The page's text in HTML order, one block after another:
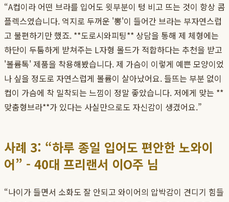
“A컵이라 어떤 브라를 입어도 윗부분이 텅 비고 뜨는 것이 항상 콤
플렉스였습니다. 억지로 두꺼운 '뽕'이 들어간 브라는 부자연스럽
고 불편하기만 했죠. **도로시와피팅** 상담을 통해 제 체형에는
하단이 두툼하게 받쳐주는 L자형 몰드가 적합하다는 추천을 받고
'볼륨톡' 제품을 착용해봤습니다. 제 가슴이 이렇게 예쁜 모양이었
나 싶을 정도로 자연스럽게 볼륨이 살아났어요. 들뜨는 부분 없이
컵이 가슴에 착 밀착되는 느낌이 정말 좋았습니다. 저에게 맞는 **
맞춤형브라**가 있다는 사실만으로도 자신감이 생겼어요.”
사례 3: “하루 종일 입어도 편안한 노와이
어” - 40대 프리랜서 이O주 님
“나이가 들면서 소화도 잘 안되고 와이어의 압박감이 견디기 힘들